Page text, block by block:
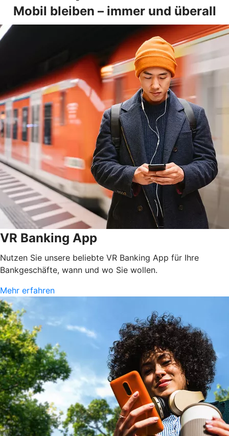
Mobil bleiben – immer und überall
VR Banking App
Nutzen Sie unsere beliebte VR Banking App für Ihre
Bankgeschäfte, wann und wo Sie wollen.
Mehr erfahren